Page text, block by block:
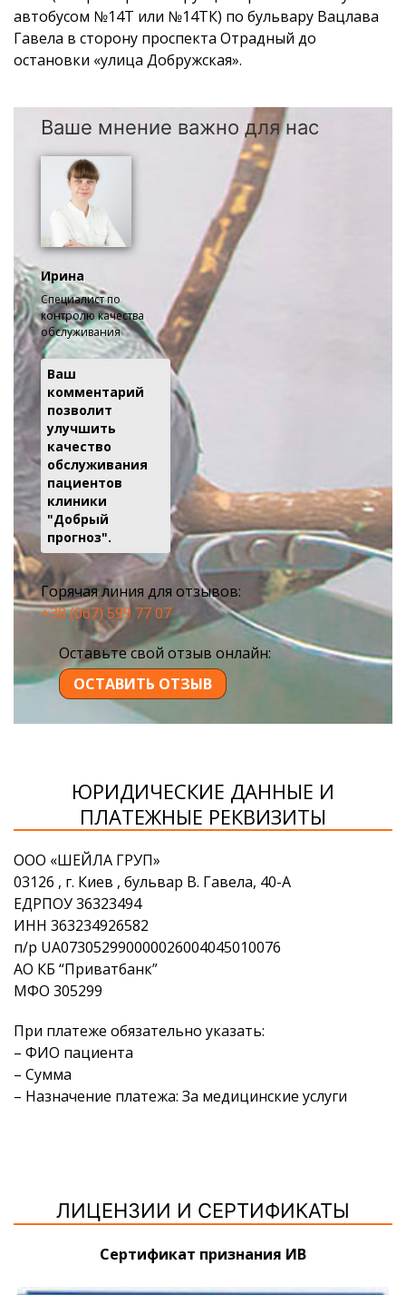
автобусом №14Т или №14ТК) по бульвару Вацлава
Гавела в сторону проспекта Отрадный до
остановки «улица Добружская».
Ваше мнение важно для нас
Ирина
Специалист по
контролю качества
обслуживания
Ваш
комментарий
позволит
улучшить
качество
обслуживания
пациентов
клиники
"Добрый
прогноз".
Горячая линия для отзывов:
+38 (067) 599 77 07
Оставьте свой отзыв онлайн:
ОСТАВИТЬ ОТЗЫВ
ЮРИДИЧЕСКИЕ ДАННЫЕ И
ПЛАТЕЖНЫЕ РЕКВИЗИТЫ
ООО «ШЕЙЛА ГРУП»
03126 , г. Киев , бульвар В. Гавела, 40-А
ЕДРПОУ 36323494
ИНН 363234926582
п/р UA073052990000026004045010076
АО КБ “Приватбанк”
МФО 305299
При платеже обязательно указать:
– ФИО пациента
– Сумма
– Назначение платежа: За медицинские услуги
ЛИЦЕНЗИИ И СЕРТИФИКАТЫ
Сертификат признания ИВ